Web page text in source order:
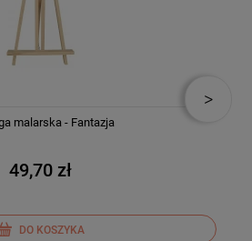
malarska - Fantazja
49,70 zł
DO KOSZYKA